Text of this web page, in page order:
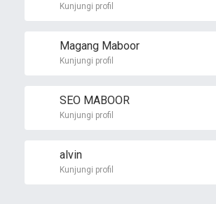
Kunjungi profil
Magang Maboor
Kunjungi profil
SEO MABOOR
Kunjungi profil
alvin
Kunjungi profil